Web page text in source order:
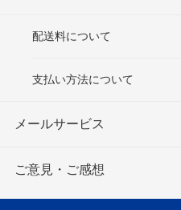
配送料について
支払い方法について
メールサービス
ご意見・ご感想